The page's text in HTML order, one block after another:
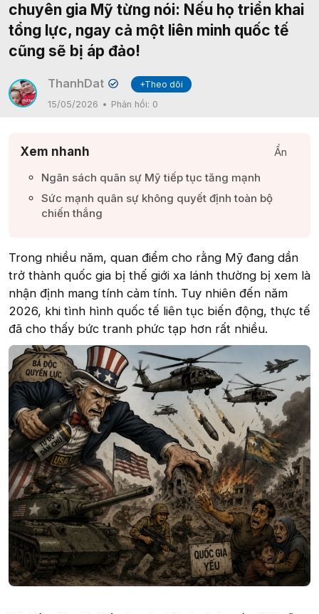
chuyên gia Mỹ từng nói: Nếu họ triển khai
tổng lực, ngay cả một liên minh quốc tế
cũng sẽ bị áp đảo!
ThanhDat ✔
+Theo dõi
15/05/2026
Phản hồi: 0
Xem nhanh
Ẩn
Ngân sách quân sự Mỹ tiếp tục tăng mạnh​
Sức mạnh quân sự không quyết định toàn bộ
chiến thắng​
Trong nhiều năm, quan điểm cho rằng Mỹ đang dần
trở thành quốc gia bị thế giới xa lánh thường bị xem là
nhận định mang tính cảm tính. Tuy nhiên đến năm
2026, khi tình hình quốc tế liên tục biến động, thực tế
đã cho thấy bức tranh phức tạp hơn rất nhiều.